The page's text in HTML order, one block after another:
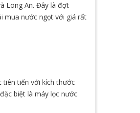
Long An. Đây là đợt
mua nước ngọt với giá rất
tiên tiến với kích thước
biệt là máy lọc nước